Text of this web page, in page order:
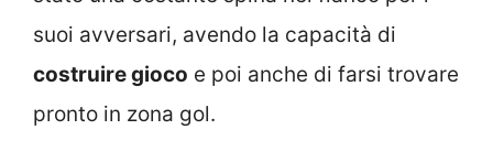
suoi avversari, avendo la capacità di
costruire gioco e poi anche di farsi trovare
pronto in zona gol.